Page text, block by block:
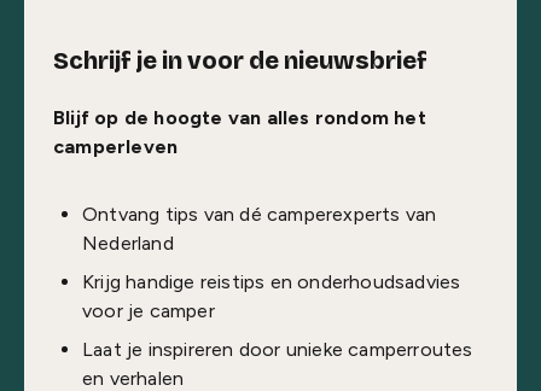
Schrijf je in voor de nieuwsbrief
Blijf op de hoogte van alles rondom het
camperleven
Ontvang tips van dé camperexperts van
Nederland
Krijg handige reistips en onderhoudsadvies
voor je camper
Laat je inspireren door unieke camperroutes
en verhalen